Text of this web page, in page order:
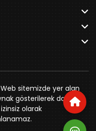
Özkahya Apt. Kat:3 D:7
Web sitemizde yer alan
gösterilerek dahi
olarak